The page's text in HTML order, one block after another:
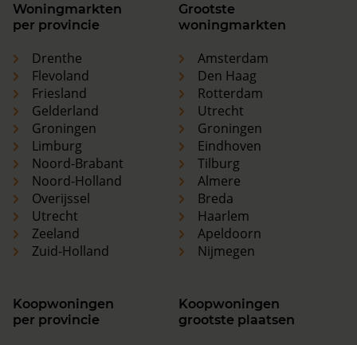
Woningmarkten
per provincie
Drenthe
Flevoland
Friesland
Gelderland
Groningen
Limburg
Noord-Brabant
Noord-Holland
Overijssel
Utrecht
Zeeland
Zuid-Holland
Grootste
woningmarkten
Amsterdam
Den Haag
Rotterdam
Utrecht
Groningen
Eindhoven
Tilburg
Almere
Breda
Haarlem
Apeldoorn
Nijmegen
Koopwoningen
per provincie
Koopwoningen
grootste plaatsen